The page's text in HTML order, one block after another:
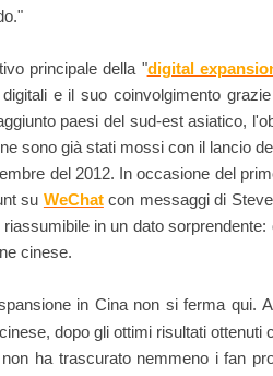
principale della "digital
e il suo coinvolgimento
paesi del sud-est asiatico,
sono già stati mossi con il lancio
del 2012. In occasione del
su WeChatcon messaggi di
riassumibile in un dato
cinese.
in Cina non si ferma qui.
cinese, dopo gli ottimi risultati ottenuti
non ha trascurato nemmeno i fan